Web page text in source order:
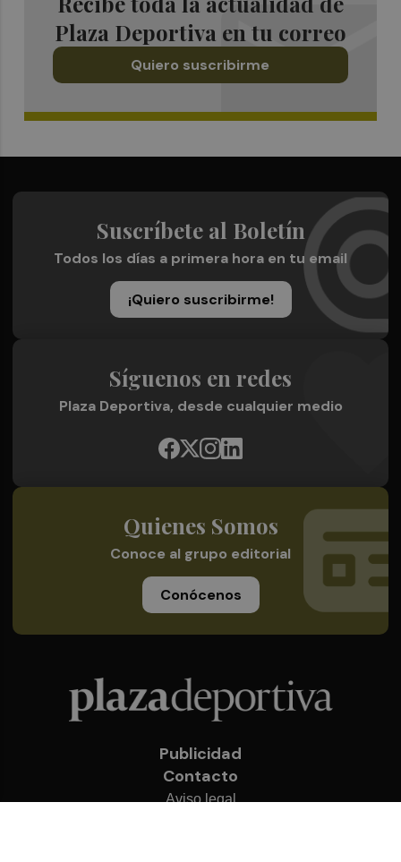
Plaza Deportiva en tu correo
Quiero suscribirme
Suscríbete al Boletín
Todos los días a primera hora en tu email
¡Quiero suscribirme!
Síguenos en redes
Plaza Deportiva, desde cualquier medio
Quienes Somos
Conoce al grupo editorial
Conócenos
Publicidad
Contacto
Aviso legal